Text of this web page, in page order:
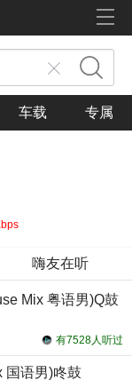
车载 专属
嗨友在听
Mix 粤语男)Q鼓
有7528人听过
国语男)咚鼓